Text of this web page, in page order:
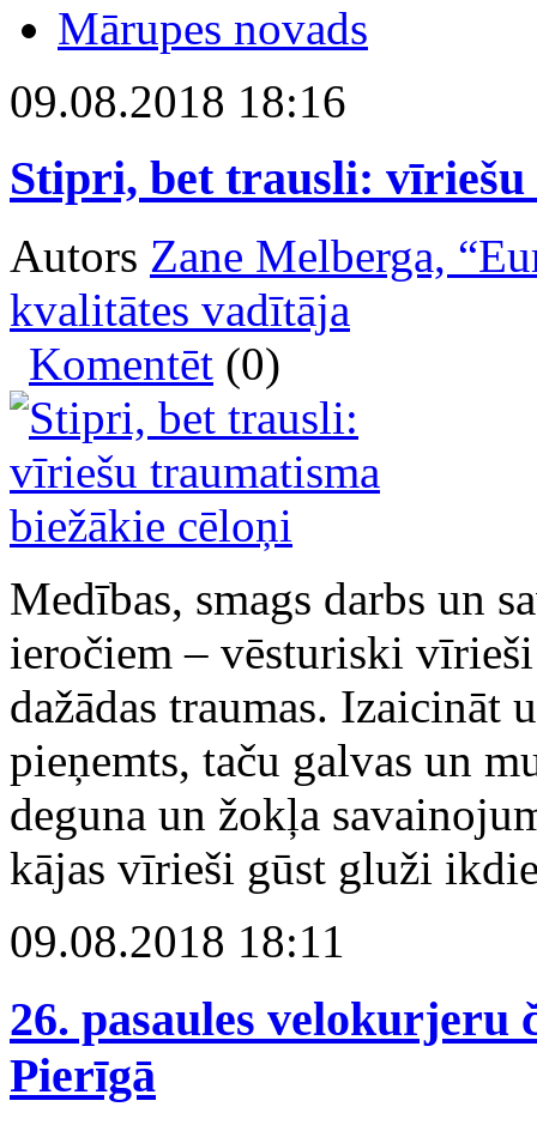
Mārupes novads
09.08.2018 18:16
Stipri, bet trausli: vīriešu
Autors Zane Melberga,
kvalitātes vadītāja
Komentēt (0)
Medības, smags darbs un
ieročiem – vēsturiski
dažādas traumas. Izaicināt
pieņemts, taču galvas un
deguna un žokļa
kājas vīrieši gūst gluži
09.08.2018 18:11
26. pasaules velokurjeru
Pierīgā